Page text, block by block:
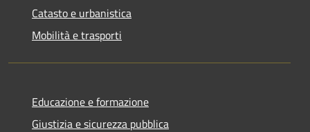
Catasto e urbanistica
Mobilità e trasporti
Educazione e formazione
Giustizia e sicurezza pubblica